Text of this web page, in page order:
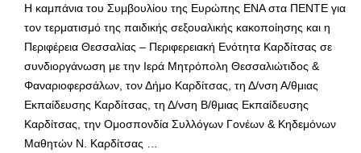
Η καμπάνια του Συμβουλίου της Ευρώπης ΕΝΑ στα ΠΕΝΤΕ για
τον τερματισμό της παιδικής σεξουαλικής κακοποίησης και η
Περιφέρεια Θεσσαλίας – Περιφερειακή Ενότητα Καρδίτσας σε
συνδιοργάνωση με την Ιερά Μητρόπολη Θεσσαλιώτιδος &
Φαναριοφερσάλων, τον Δήμο Καρδίτσας, τη Δ/νση Α/θμιας
Εκπαίδευσης Καρδίτσας, τη Δ/νση Β/θμιας Εκπαίδευσης
Καρδίτσας, την Ομοσπονδία Συλλόγων Γονέων & Κηδεμόνων
Μαθητών Ν. Καρδίτσας …